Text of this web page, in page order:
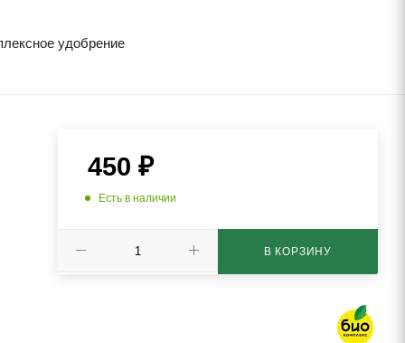
удобрение
450 ₽
Есть в наличии
В КОРЗИНУ